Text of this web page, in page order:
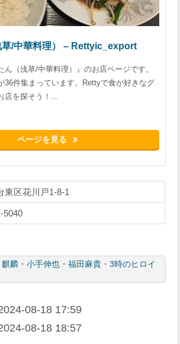
草/中華料理） – Rettyic_export
ん（浅草/中華料理）』のお店ページです。
36件集まっています。Rettyで食が好きなグ
店を探そう！…
ページを見る
東区花川戸1-8-1
5040
麒麟・ 小手伸也・ 福田麻貴・ 3時のヒロイ
08-18 17:59
08-18 18:57